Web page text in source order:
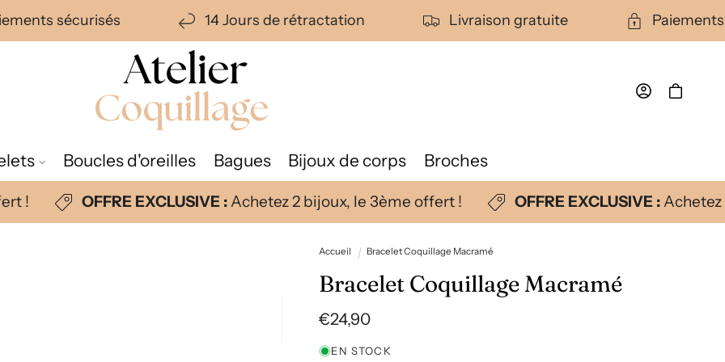
sécurisés 14 Jours de rétractation Livraison gratuite
Boucles d'oreilles Bagues Bijoux de corps Broches
Connexion Panier
! OFFRE EXCLUSIVE :Achetez 2 bijoux, le 3ème offert ! OFFRE EXCLUSIVE :Achetez
Accueil Bracelet Coquillage Macramé
Bracelet Coquillage Macramé
Prix
€24,90
EN STOCK